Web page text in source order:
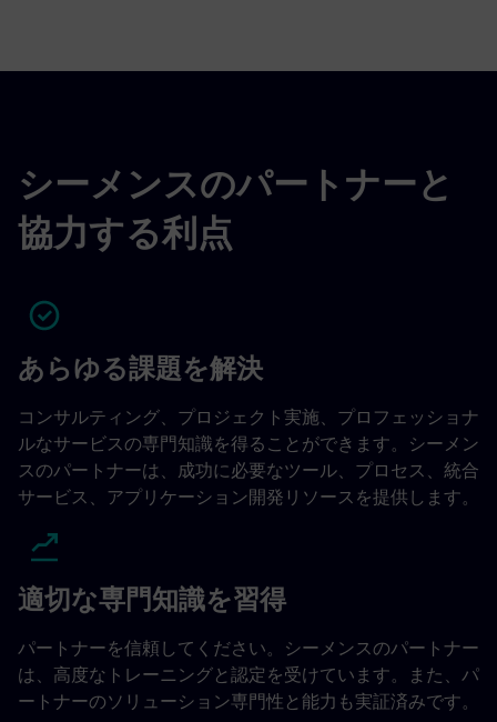
シーメンスのパートナーと
協力する利点
あらゆる課題を解決
コンサルティング、プロジェクト実施、プロフェッショナ
ルなサービスの専門知識を得ることができます。シーメン
スのパートナーは、成功に必要なツール、プロセス、統合
サービス、アプリケーション開発リソースを提供します。
適切な専門知識を習得
パートナーを信頼してください。シーメンスのパートナー
は、高度なトレーニングと認定を受けています。また、パ
ートナーのソリューション専門性と能力も実証済みです。